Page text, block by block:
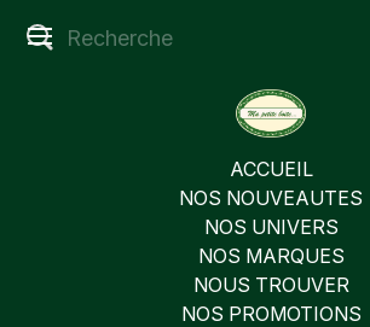
ACCUEIL
NOS NOUVEAUTES
NOS UNIVERS
NOS MARQUES
NOUS TROUVER
NOS PROMOTIONS